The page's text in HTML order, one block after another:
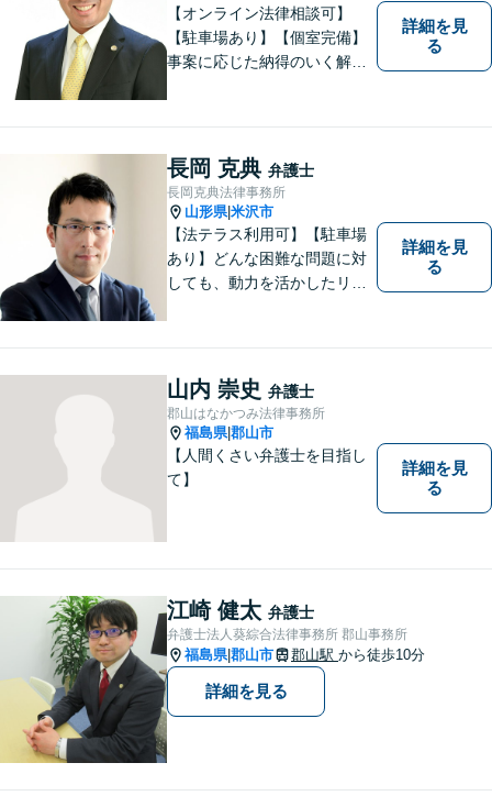
【オンライン法律相談可】
【駐車場あり】【個室完備】
事案に応じた納得のいく解決
詳細を見
る
長岡 克典 弁護士
長岡克典法律事務所
山形県|米沢市
【法テラス利用可】【駐車場
あり】どんな困難な問題に対
しても、動力を活かしたリー
いた案件は1日でも早く解決す
るよう努力することで早期解
決を目指します。 お気軽にご
相談ください。
詳細を見
る
山内 崇史 弁護士
郡山はなかつみ法律事務所
福島県|郡山市
【人間くさい弁護士を目指し
て】
詳細を見
る
江崎 健太 弁護士
弁護士法人葵綜合法律事務所 郡山事務所
福島県|郡山市 郡山駅 から徒歩10分
詳細を見る